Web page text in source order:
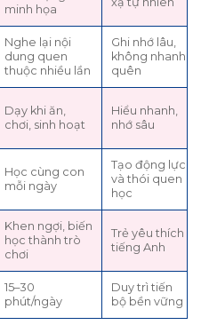
minh họa
Nghe lại nội
dung quen
thuộc nhiều lần
Ghi nhớ lâu,
không nhanh
quên
Dạy khi ăn,
chơi, sinh hoạt
Hiểu nhanh,
nhớ sâu
Học cùng con
mỗi ngày
Tạo động lực
và thói quen
học
Khen ngợi, biến
học thành trò
chơi
Trẻ yêu thích
tiếng Anh
15–30
phút/ngày
Duy trì tiến
bộ bền vững